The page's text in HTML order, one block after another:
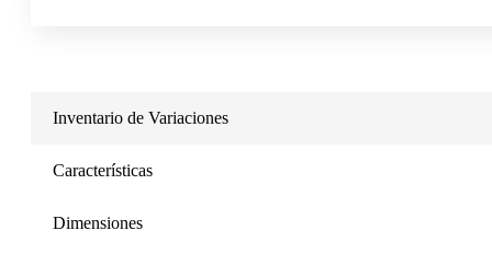
Inventario de Variaciones
Características
Dimensiones